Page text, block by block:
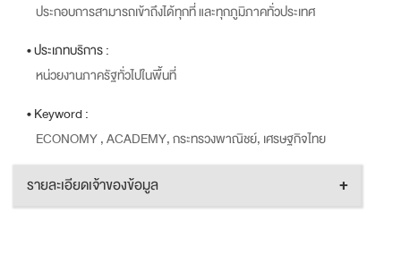
ประกอบการสามารถเข้าถึงได้ทุกที่ และทุกภูมิภาคทั่วประเทศ
• ประเภทบริการ :
หน่วยงานภาครัฐทั่วไปในพื้นที่
• Keyword :
ECONOMY , ACADEMY, กระทรวงพาณิชย์, เศรษฐกิจไทย
รายละเอียดเจ้าของข้อมูล +